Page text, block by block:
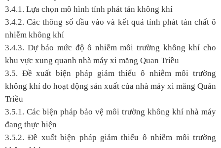
3.4.1. Lựa chọn mô hình tính phát tán không khí
3.4.2. Các thông số đầu vào và kết quả tính phát tán chất ô
nhiễm không khí
3.4.3. Dự báo mức độ ô nhiễm môi trường không khí cho
khu vực xung quanh nhà máy xi măng Quan Triều
3.5. Đề xuất biện pháp giảm thiểu ô nhiễm môi trường
không khí do hoạt động sản xuất của nhà máy xi măng Quán
Triều
3.5.1. Các biện pháp bảo vệ môi trường không khí nhà máy
đang thực hiện
3.5.2. Đề xuất biện pháp giảm thiểu ô nhiễm môi trường